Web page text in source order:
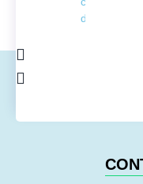
de l'énergie